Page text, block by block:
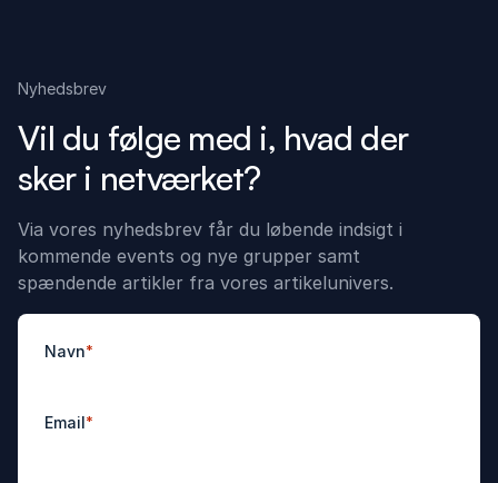
Nyhedsbrev
Vil du følge med i, hvad der
sker i netværket?
Via vores nyhedsbrev får du løbende indsigt i
kommende events og nye grupper samt
spændende artikler fra vores artikelunivers.
Navn*
Email*